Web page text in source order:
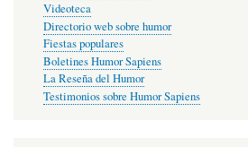
Videoteca
Directorio web sobre humor
Fiestas populares
Boletines Humor Sapiens
La Reseña del Humor
Testimonios sobre Humor Sapiens